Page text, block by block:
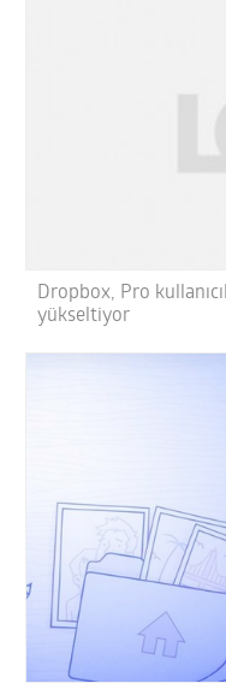
Dropbox, Pro
yükseltiyor